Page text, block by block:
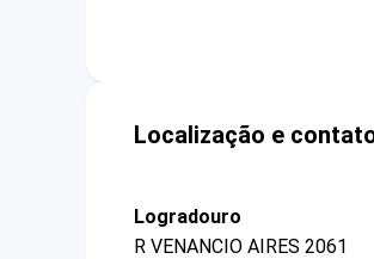
Localização e
Logradouro
R VENANCIO AIRES 2061